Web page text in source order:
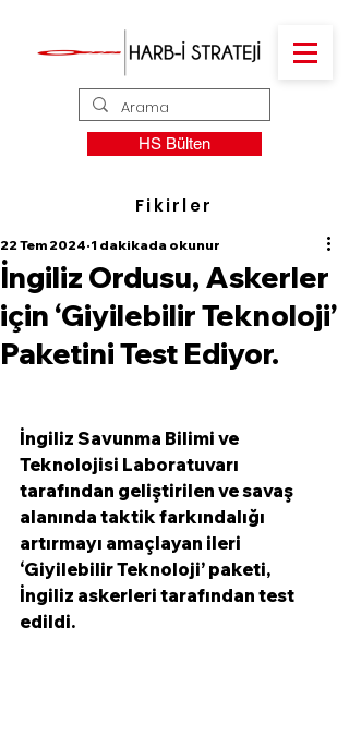
HS Bülten
Fikirler
İngiliz Ordusu, Askerler
için ‘Giyilebilir Teknoloji’
Paketini Test Ediyor.
22 Tem 2024 1 dakikada okunur
İngiliz Savunma Bilimi ve
Teknolojisi Laboratuvarı
tarafından geliştirilen ve savaş
alanında taktik farkındalığı
artırmayı amaçlayan ileri
‘Giyilebilir Teknoloji’ paketi,
İngiliz askerleri tarafından test
edildi.